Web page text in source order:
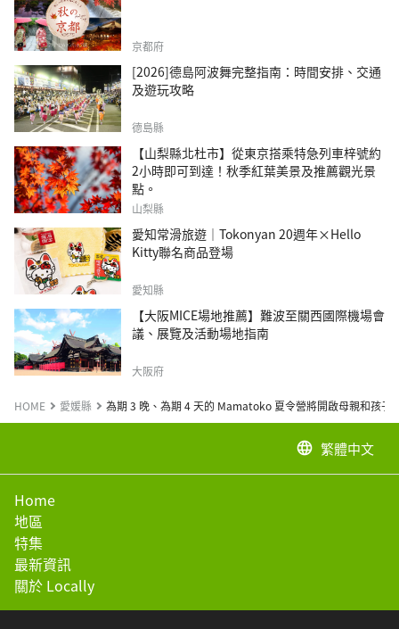
京都府
[2026]德島阿波舞完整指南：時間安排、交通
及遊玩攻略
德島縣
【山梨縣北杜市】從東京搭乘特急列車梓號約
2小時即可到達！秋季紅葉美景及推薦觀光景
點。
山梨縣
愛知常滑旅遊｜Tokonyan 20週年×Hello
Kitty聯名商品登場
愛知縣
【大阪MICE場地推薦】難波至關西國際機場會
議、展覽及活動場地指南
大阪府
HOME 愛媛縣 為期 3 晚、為期 4 天的 Mamatoko 夏令營將開啟母親和孩子
language 繁體中文
Home
地區
特集
最新資訊
關於 Locally